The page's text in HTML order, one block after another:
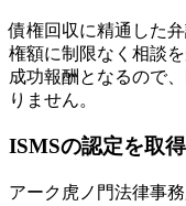
債権回収に精通した
権額に制限なく相談
成功報酬となるので
りません。
ISMSの認定を取
アーク虎ノ門法律事